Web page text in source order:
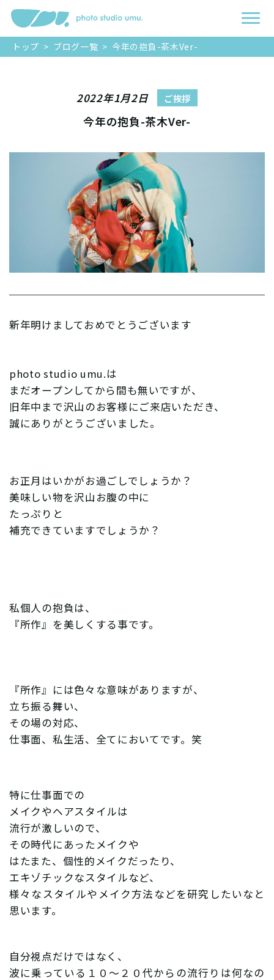
トップ > ブログ一覧 > 今年の抱負-茶木Ver-
2022年1月2日 ご挨拶
今年の抱負-茶木Ver-
新年明けましておめでとうございます
photo studio umu.は
まだオープンしてから間も無いですが、
旧年中まで沢山のお客様にご来店いただき、
誠にありがとうございました。
お正月はいかがお過ごしでしょうか？
美味しい物を沢山お腹の中に
たっぷりと
補充できていますでしょうか？
私個人の抱負は、
『所作』を美しくする事です。
『所作』には色々な意味がありますが、
立ち振る舞い、
その場の対応、
仕事面、私生活、全てにおいてです。笑
特に仕事面での
メイクやヘアスタイルは
流行が激しいので、
その時代にあったメイクや
はたまた、個性的メイクだったり、
エキゾチックなスタイルなど、
様々なスタイルやメイク方法などを研究したいなと
思います。
自分視点だけではなく、
波に乗っている１０〜２０代からの流行りは何なの